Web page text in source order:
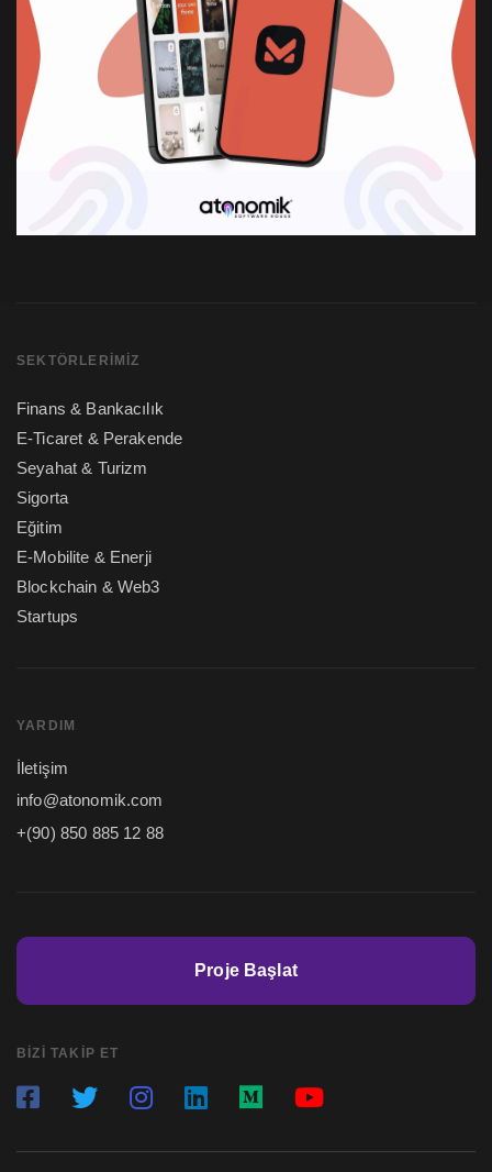
SEKTÖRLERIMIZ
Finans & Bankacılık
E-Ticaret & Perakende
Seyahat & Turizm
Sigorta
Eğitim
E-Mobilite & Enerji
Blockchain & Web3
Startups
YARDIM
İletişim
info@atonomik.com
+(90) 850 885 12 88
Proje Başlat
BIZI TAKIP ET